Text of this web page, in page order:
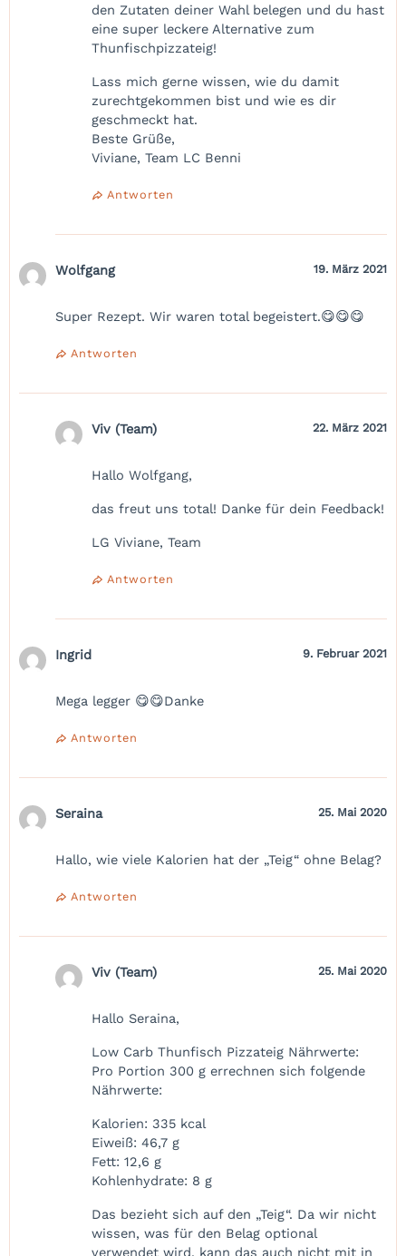
den Zutaten deiner Wahl belegen und du hast
eine super leckere Alternative zum
Thunfischpizzateig!
Lass mich gerne wissen, wie du damit
zurechtgekommen bist und wie es dir
geschmeckt hat.
Beste Grüße,
Viviane, Team LC Benni
Antworten
Wolfgang 19. März 2021
Super Rezept. Wir waren total begeistert.😋😋😋
Antworten
Viv (Team) 22. März 2021
Hallo Wolfgang,
das freut uns total! Danke für dein Feedback!
LG Viviane, Team
Antworten
Ingrid 9. Februar 2021
Mega legger 😋😋Danke
Antworten
Seraina 25. Mai 2020
Hallo, wie viele Kalorien hat der „Teig“ ohne Belag?
Antworten
Viv (Team) 25. Mai 2020
Hallo Seraina,
Low Carb Thunfisch Pizzateig Nährwerte:
Pro Portion 300 g errechnen sich folgende
Nährwerte:
Kalorien: 335 kcal
Eiweiß: 46,7 g
Fett: 12,6 g
Kohlenhydrate: 8 g
Das bezieht sich auf den „Teig“. Da wir nicht
wissen, was für den Belag optional
verwendet wird, kann das auch nicht mit in